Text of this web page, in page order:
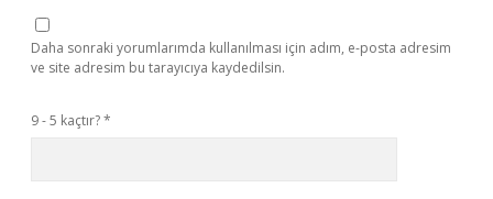
Daha sonraki yorumlarımda kullanılması için adım, e-posta adresim
ve site adresim bu tarayıcıya kaydedilsin.
9 - 5 kaçtır?*